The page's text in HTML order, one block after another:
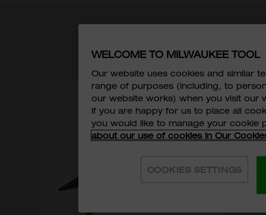
相關產品
WELCOME TO MILWAUKEE TOOL
Our website uses cookies and similar
range of purposes (including, to
our website works) when you visit our
if you are happy for us to place all
you would like to manage your cookie
about our use of cookies in Our
COOKIES SETTINGS